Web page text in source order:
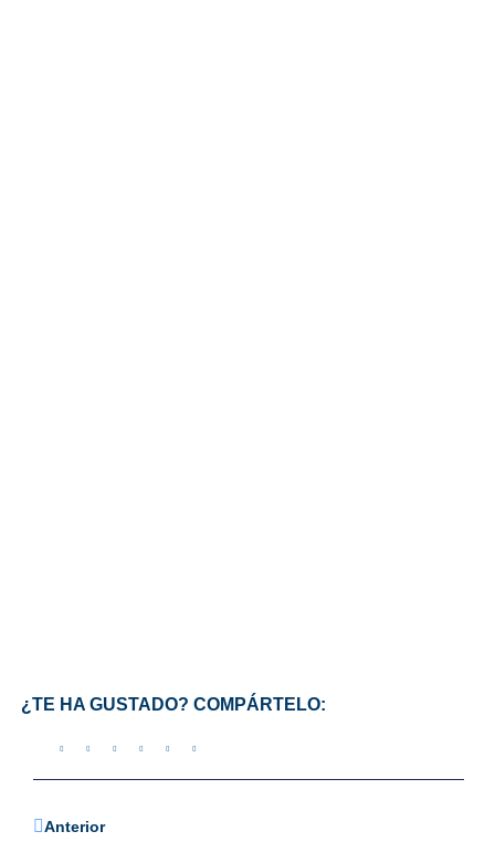
¿TE HA GUSTADO? COMPÁRTELO:
Anterior